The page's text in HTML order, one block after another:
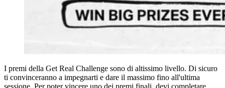
I premi della Get Real Challenge sono di altissimo livello. Di sicuro
ti convinceranno a impegnarti e dare il massimo fino all'ultima
sessione. Per poter vincere uno dei premi finali, devi completare